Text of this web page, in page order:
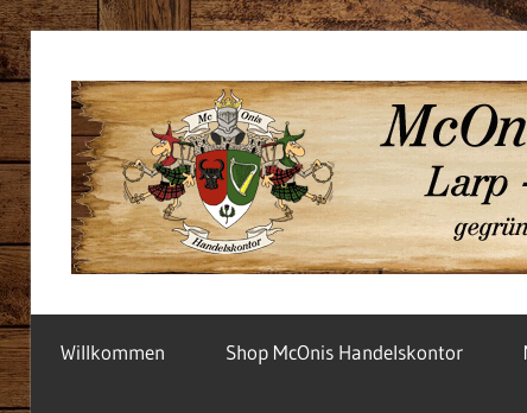
Zum
Inhalt
springen
Angebote
Willkommen
Shop McOnis Handelskontor